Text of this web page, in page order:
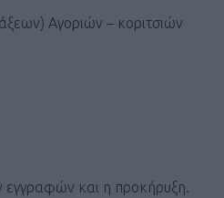
Αγοριών – κοριτσιών
εγγραφών και η προκήρυξη.